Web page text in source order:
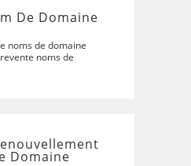
De Domaine
noms de domaine
noms de
Domaine